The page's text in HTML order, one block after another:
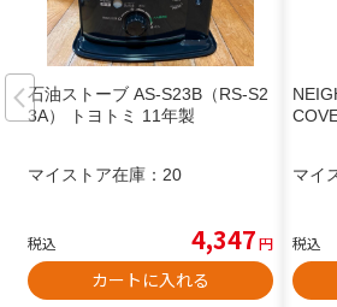
石油ストーブ AS-S23B（RS-S2
3A） トヨトミ 11年製
マイストア在庫： 20
税込 4,347円
カートに入れる
マイ
税込